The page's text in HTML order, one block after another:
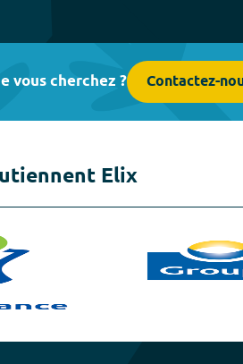
vous cherchez ? Contactez-
Elix